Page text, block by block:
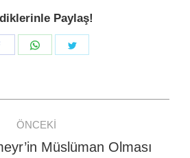
Paylaş!
Share
Share
ÖNCEKI
Previous
Müslüman Olması